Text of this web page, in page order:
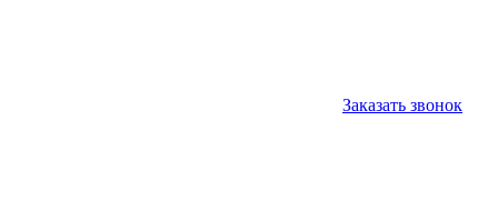
Заказать звонок